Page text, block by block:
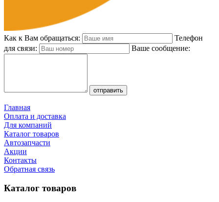
Как к Вам обращаться:
Телефон
для связи:
Ваше сообщение:
Главная
Оплата и доставка
Для компаний
Каталог товаров
Автозапчасти
Акции
Контакты
Обратная связь
Каталог товаров